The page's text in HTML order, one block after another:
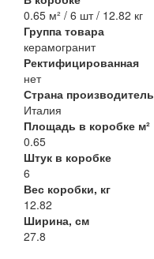
0.65 м² / 6 шт / 12.82 кг
Группа товара
керамогранит
Ректифицированная
нет
Страна производитель
Италия
Площадь в коробке м²
0.65
Штук в коробке
6
Вес коробки, кг
12.82
Ширина, см
27.8